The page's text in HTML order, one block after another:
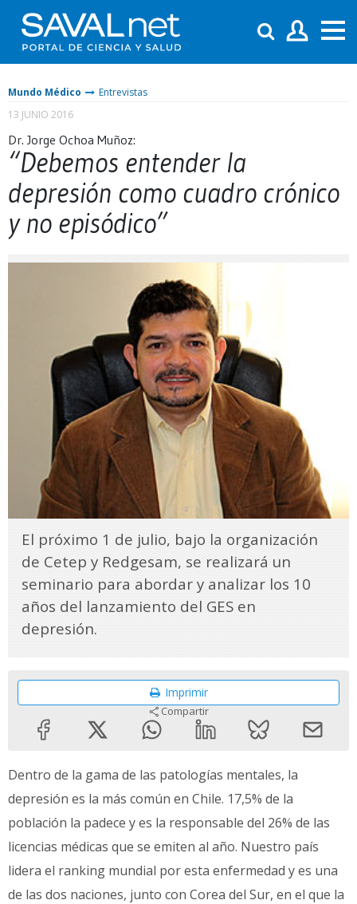
Mundo Médico
Entrevistas
13 JUNIO 2016
Dr. Jorge Ochoa Muñoz:
“Debemos entender la
depresión como cuadro crónico
y no episódico”
El próximo 1 de julio, bajo la organización
de Cetep y Redgesam, se realizará un
seminario para abordar y analizar los 10
años del lanzamiento del GES en
depresión.
Imprimir
Compartir
Dentro de la gama de las patologías mentales, la
depresión es la más común en Chile. 17,5% de la
población la padece y es la responsable del 26% de las
licencias médicas que se emiten al año. Nuestro país
lidera el ranking mundial por esta enfermedad y es una
de las dos naciones, junto con Corea del Sur, en el que la